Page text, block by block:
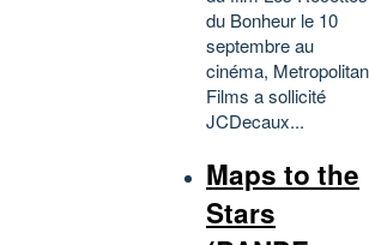
du Bonheur le 10
septembre au
cinéma, Metropolitan
Films a sollicité
JCDecaux...
Maps to the
Stars